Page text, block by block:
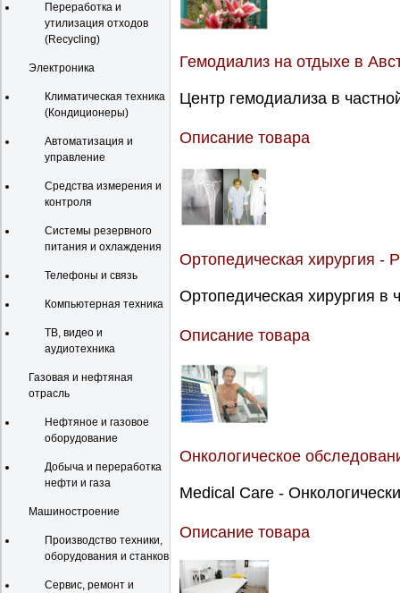
Переработка и
утилизация отходов
(Recycling)
Электроника
Климатическая техника
(Кондиционеры)
Автоматизация и
управление
Средства измерения и
контроля
Системы резервного
питания и охлаждения
Телефоны и связь
Компьютерная техника
ТВ, видео и
аудиотехника
Газовая и нефтяная
отрасль
Нефтяное и газовое
оборудование
Добыча и переработка
нефти и газа
Машиностроение
Производство техники,
оборудования и станков
Сервис, ремонт и
Гемодиализ на отдыхе в
Центр гемодиализа в
Описание товара
Ортопедическая хирургия -
Ортопедическая хирургия в
Описание товара
Онкологическое
Medical Care -
Описание товара